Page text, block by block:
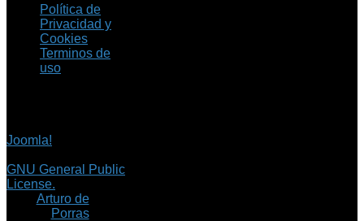
Política de
Privacidad y
Cookies
Terminos de
uso
Joomla!
GNU General Public
License.
Arturo de
Porras